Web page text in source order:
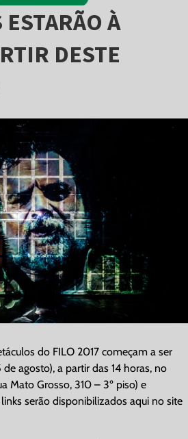
À
DESTE
do FILO 2017 começam a ser
agosto), a partir das 14 horas, no
Mato Grosso, 310 – 3º piso) e
serão disponibilizados aqui no site